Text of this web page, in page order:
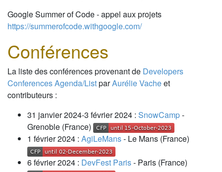
Google Summer of Code - appel aux projets
https://summerofcode.withgoogle.com/
Conférences
La liste des conférences provenant de Developers
Conferences Agenda/ListparAurélie Vacheet
contributeurs :
31 janvier 2024-3 février 2024 : SnowCamp-
Grenoble (France)
1 février 2024 : AgiLeMans- Le Mans (France)
6 février 2024 : DevFest Paris- Paris (France)